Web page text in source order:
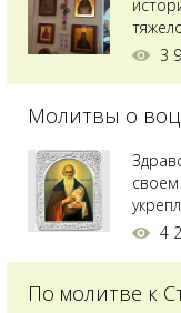
позже
3
Молитвы о
мы с4
По молитве к